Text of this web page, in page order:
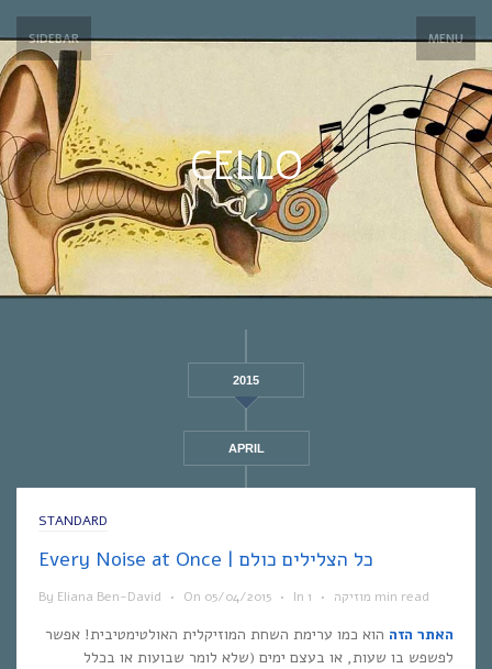
SIDEBAR MENU
CELLO
2015
APRIL
STANDARD
Every Noise at Once | כל הצלילים כולם
By Eliana Ben-David • On 05/04/2015 • In מוזיקה • 1 min read
האתר הזה הוא כמו ערימת השחת המוזיקלית האולטימטיבית! אפשר
לפשפש בו שעות, או בעצם ימים (שלא לומר שבועות או בכלל